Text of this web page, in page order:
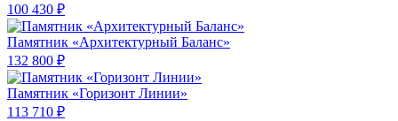
100 430 ₽
Памятник «Архитектурный Баланс»
132 800 ₽
Памятник «Горизонт Линии»
113 710 ₽